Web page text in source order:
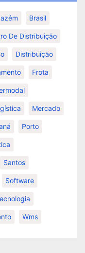
Brasil
De Distribuição
Distribuição
Frota
Mercado
Porto
Santos
Software
Wms